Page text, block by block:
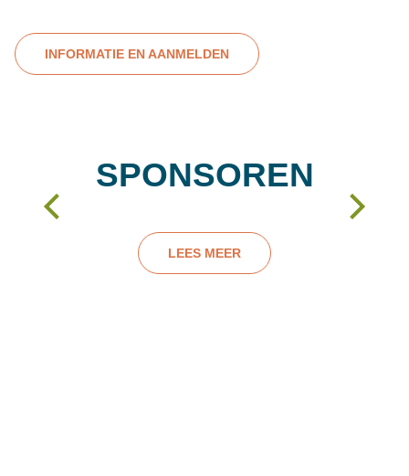
INFORMATIE EN AANMELDEN
SPONSOREN
LEES MEER